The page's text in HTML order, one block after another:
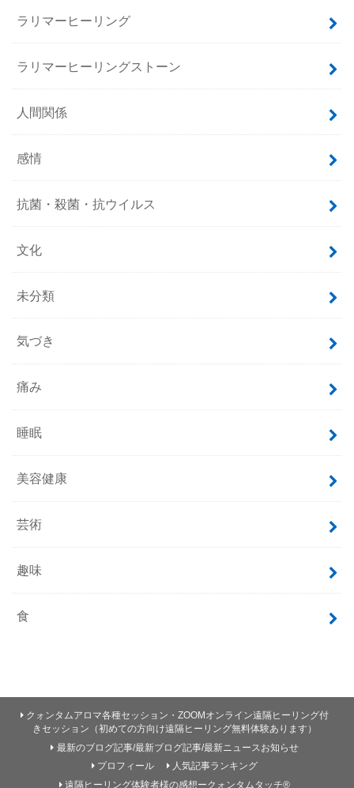
ラリマーヒーリング
ラリマーヒーリングストーン
人間関係
感情
抗菌・殺菌・抗ウイルス
文化
未分類
気づき
痛み
睡眠
美容健康
芸術
趣味
食
クォンタムアロマ各種セッション・ZOOMオンライン遠隔ヒーリング付
きセッション（初めての方向け遠隔ヒーリング無料体験あります）
最新のブログ記事/最新ブログ記事/最新ニュースお知らせ
プロフィール
人気記事ランキング
遠隔ヒーリング体験者様の感想ークォンタムタッチ®